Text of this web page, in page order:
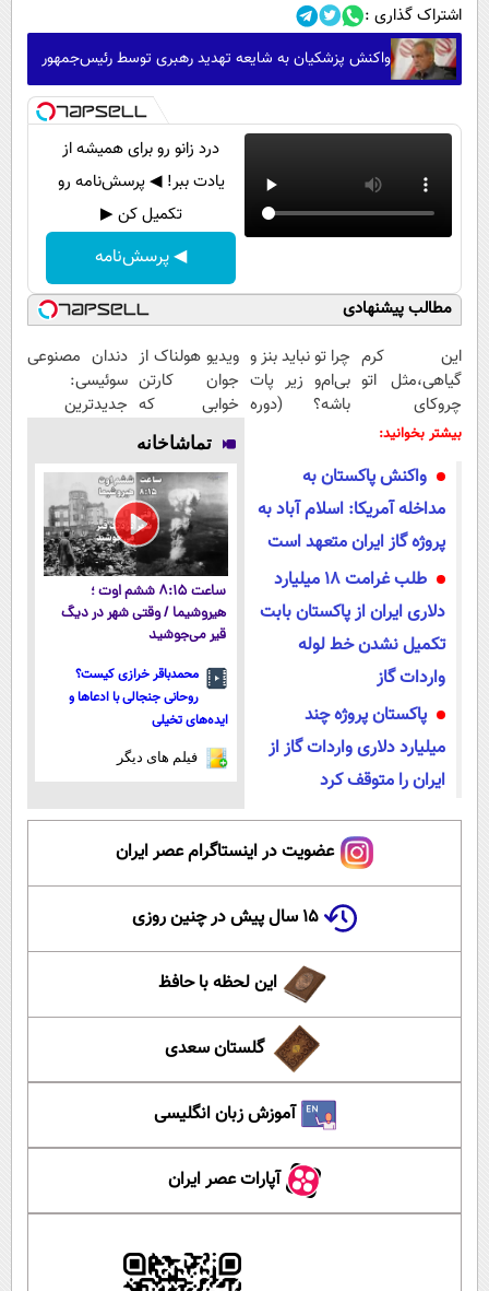
اشتراک گذاری :
واکنش پزشکیان به شایعه تهدید رهبری توسط رئیس‌جمهور
درد زانو رو برای همیشه از
یادت ببر! ◀ پرسش‌نامه رو
تکمیل کن ▶
◀ پرسش‌نامه
مطالب پیشنهادی
این کرم
گیاهی،مثل اتو
چروکای
پوستتوصاف
چرا تو نباید بنز و
بی‌ام‌و زیر پات
باشه؟ (دوره
ویدیو هولناک از
جوان کارتن
خوابی که
میلیاردر شد.
آموزش رایگان
دندان مصنوعی
سوئیسی:
جدیدترین
پرداخت قسطی
بیشتر بخوانید:
واکنش پاکستان به
مداخله آمریکا: اسلام آباد به
پروژه گاز ایران متعهد است
طلب غرامت 18 میلیارد
دلاری ایران از پاکستان بابت
تکمیل نشدن خط لوله
واردات گاز
پاکستان پروژه چند
میلیارد دلاری واردات گاز از
ایران را متوقف کرد
تماشاخانه
ساعت ۸:۱۵ ششم اوت ؛
هیروشیما / وقتی شهر در دیگ
قیر می‌جوشید
محمدباقر خرازی کیست؟
روحانی جنجالی با ادعاها و
ایده‌های تخیلی
فیلم های دیگر
عضویت در اینستاگرام عصر ایران
۱۵ سال پیش در چنین روزی
این لحظه با حافظ
گلستان سعدی
آموزش زبان انگلیسی
آپارات عصر ایران